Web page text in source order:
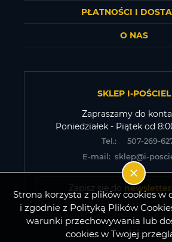
Strona korzysta z plików cookies w
i zgodnie z Polityką Plików
warunki przechowywania lub
cookies w Twojej
PŁATNOŚCI I
O NAS
SKLEP I-POŚCIEL
Zapraszamy do
Poniedziałek - Piątek od
Tel.:
507-269-
E-mail: sklep@i-
Zapisz się do